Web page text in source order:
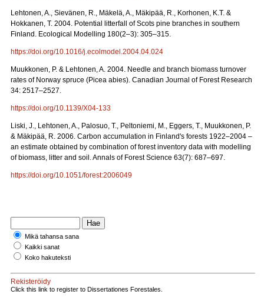
Lehtonen, A., Sievänen, R., Mäkelä, A., Mäkipää, R., Korhonen, K.T. &
Hokkanen, T. 2004. Potential litterfall of Scots pine branches in southern
Finland. Ecological Modelling 180(2–3): 305–315.
https://doi.org/10.1016/j.ecolmodel.2004.04.024
Muukkonen, P. & Lehtonen, A. 2004. Needle and branch biomass turnover
rates of Norway spruce (Picea abies). Canadian Journal of Forest Research
34: 2517–2527.
https://doi.org/10.1139/X04-133
Liski, J., Lehtonen, A., Palosuo, T., Peltoniemi, M., Eggers, T., Muukkonen, P.
& Mäkipää, R. 2006. Carbon accumulation in Finland's forests 1922–2004 –
an estimate obtained by combination of forest inventory data with modelling
of biomass, litter and soil. Annals of Forest Science 63(7): 687–697.
https://doi.org/10.1051/forest:2006049
Mikä tahansa sana
Kaikki sanat
Koko hakuteksti
Rekisteröidy
Click this link to register to Dissertationes Forestales.